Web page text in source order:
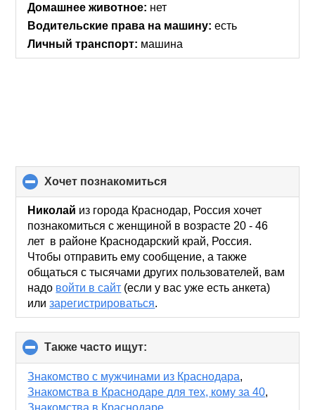
Домашнее животное: нет
Водительские права на машину: есть
Личный транспорт: машина
хочет познакомиться
to
collapse
contents
Николай из города Краснодар, Россия хочет
познакомиться с женщиной в возрасте 20 - 46
лет в районе Краснодарский край, Россия.
Чтобы отправить ему сообщение, а также
общаться с тысячами других пользователей, вам
надо войти в сайт (если у вас уже есть анкета)
илизарегистрироваться.
Также часто ищут:
to
collapse
contents
Знакомство с мужчинами из Краснодара,
Знакомства в Краснодаре для тех, кому за 40,
Знакомства в Краснодаре